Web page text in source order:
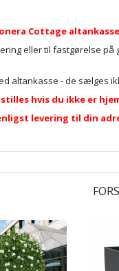
Cottage
eller til fastgørelse
altankasse - de sælges
hvis du ikke er
levering til din